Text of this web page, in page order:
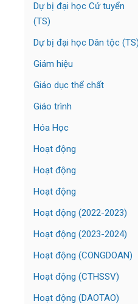
Dự bị đại học Cử tuyển
(TS)
Dự bị đại học Dân tộc (TS)
Giám hiệu
Giáo dục thể chất
Giáo trình
Hóa Học
Hoạt động
Hoạt động
Hoạt động
Hoạt động (2022-2023)
Hoạt động (2023-2024)
Hoạt động (CONGDOAN)
Hoạt động (CTHSSV)
Hoạt động (DAOTAO)